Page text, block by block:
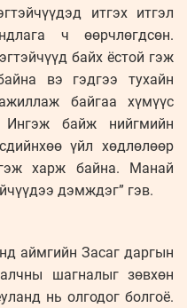
итгэх итгэл
ч өөрчлөгдсөн.
байх ёстой гэж
вэ гэдгээ тухайн
байгаа хүмүүс
Ингэж байж нийгмийн
үйл хөдлөлөөр
харж байна. Манай
дэмждэг” гэв.
аймгийн Засаг даргын
шагналыг зөвхөн
нь олгодог болгоё.